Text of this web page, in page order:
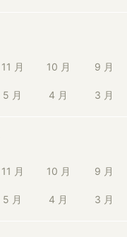
11 月 10 月 9 月
5 月 4 月 3 月
11 月 10 月 9 月
5 月 4 月 3 月